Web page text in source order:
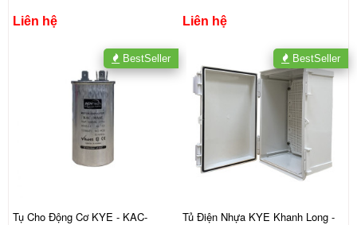
Liên hệ Liên hệ
Tụ Cho Động Cơ KYE - KAC-
BestSeller
Tủ Điện Nhựa KYE Khanh Long -
BestSeller